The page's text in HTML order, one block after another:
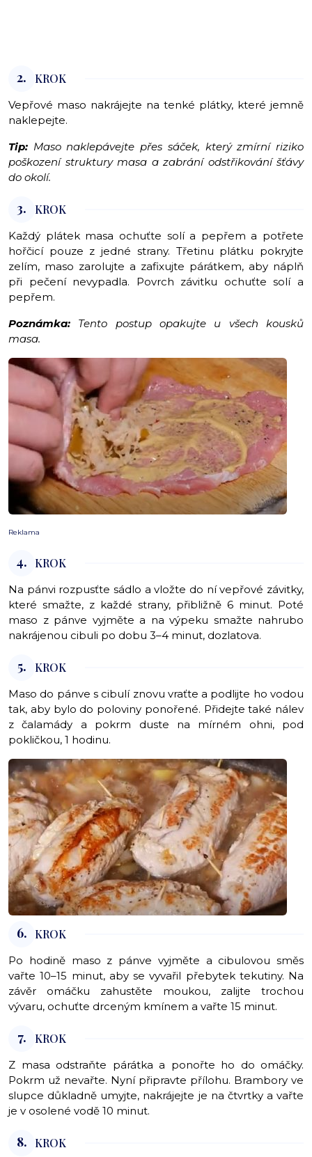
2. KROK
Vepřové maso nakrájejte na tenké plátky, které jemně
naklepejte.
Tip: Maso naklepávejte přes sáček, který zmírní riziko
poškození struktury masa a zabrání odstřikování šťávy
do okolí.
3. KROK
Každý plátek masa ochuťte solí a pepřem a potřete
hořčicí pouze z jedné strany. Třetinu plátku pokryjte
zelím, maso zarolujte a zafixujte párátkem, aby náplň
při pečení nevypadla. Povrch závitku ochuťte solí a
pepřem.
Poznámka: Tento postup opakujte u všech kousků
masa.
Reklama
4. KROK
Na pánvi rozpusťte sádlo a vložte do ní vepřové závitky,
které smažte, z každé strany, přibližně 6 minut. Poté
maso z pánve vyjměte a na výpeku smažte nahrubo
nakrájenou cibuli po dobu 3–4 minut, dozlatova.
5. KROK
Maso do pánve s cibulí znovu vraťte a podlijte ho vodou
tak, aby bylo do poloviny ponořené. Přidejte také nálev
z čalamády a pokrm duste na mírném ohni, pod
pokličkou, 1 hodinu.
6. KROK
Po hodině maso z pánve vyjměte a cibulovou směs
vařte 10–15 minut, aby se vyvařil přebytek tekutiny. Na
závěr omáčku zahustěte moukou, zalijte trochou
vývaru, ochuťte drceným kmínem a vařte 15 minut.
7. KROK
Z masa odstraňte párátka a ponořte ho do omáčky.
Pokrm už nevařte. Nyní připravte přílohu. Brambory ve
slupce důkladně umyjte, nakrájejte je na čtvrtky a vařte
je v osolené vodě 10 minut.
8. KROK